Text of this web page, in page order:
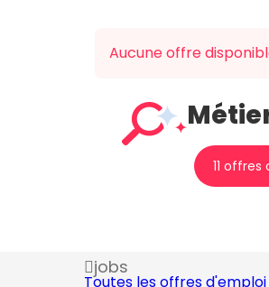
Aucune offre
11 offres
jobs
Toutes les offres d'emploi